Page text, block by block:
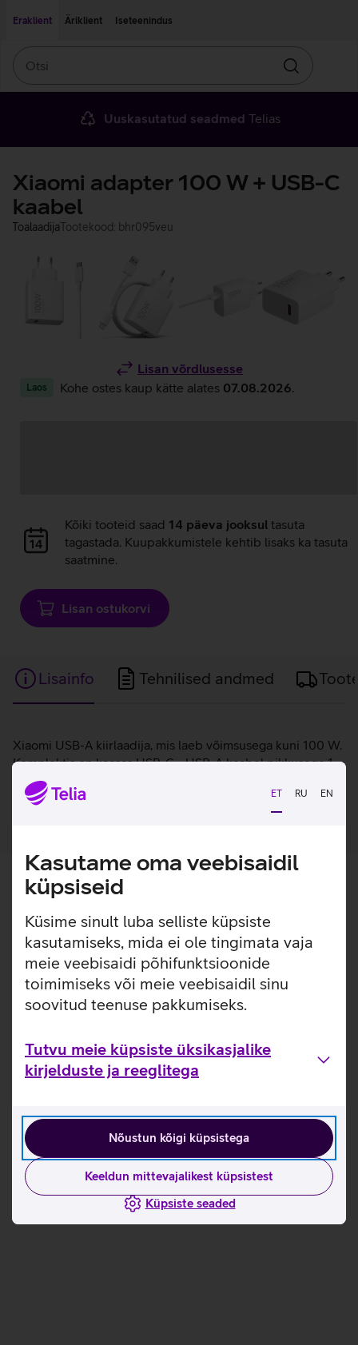
ET RU EN
Kasutame oma veebisaidil
küpsiseid
Küsime sinult luba selliste küpsiste
kasutamiseks, mida ei ole tingimata vaja
meie veebisaidi põhifunktsioonide
toimimiseks või meie veebisaidil sinu
soovitud teenuse pakkumiseks.
Tutvu meie küpsiste üksikasjalike
kirjelduste ja reeglitega
Nõustun kõigi küpsistega
Keeldun mittevajalikest küpsistest
Küpsiste seaded
Eraklient
Äriklient Iseteenindus
Otsin
Uuskasutatud seadmed Telias
Xiaomi adapter 100 W + USB-C
kaabel
ToalaadijaTootekood: bhr095veu
Lisan võrdlusesse
Laos Kohe ostes kaup kätte alates 07.08.2026
laadimine
Andmete
laadimine
Kõiki tooteid saad 14 päeva jooksul tasuta
tagastada. Kuupakkumistele kehtib lisaks ka tasuta
saatmine.
Lisan ostukorvi
Lisainfo Tehnilised andmed
Xiaomi USB-A kiirlaadija, mis laeb võimsusega kuni 100 W.
Komplektis on kaasas USB-C - USB-A kaabel pikkusega 1
meeter.